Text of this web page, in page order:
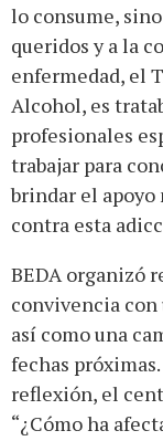
lo consume,
queridos y a la
enfermedad, el
Alcohol, es
profesionales
trabajar para
brindar el apoyo
contra esta
BEDA organizó
convivencia
así como una
fechas
reflexión, el
“¿Cómo ha